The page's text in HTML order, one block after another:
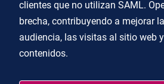
clientes que no utilizan SAML.
brecha, contribuyendo a mejorar
audiencia, las visitas al sitio web
contenidos.